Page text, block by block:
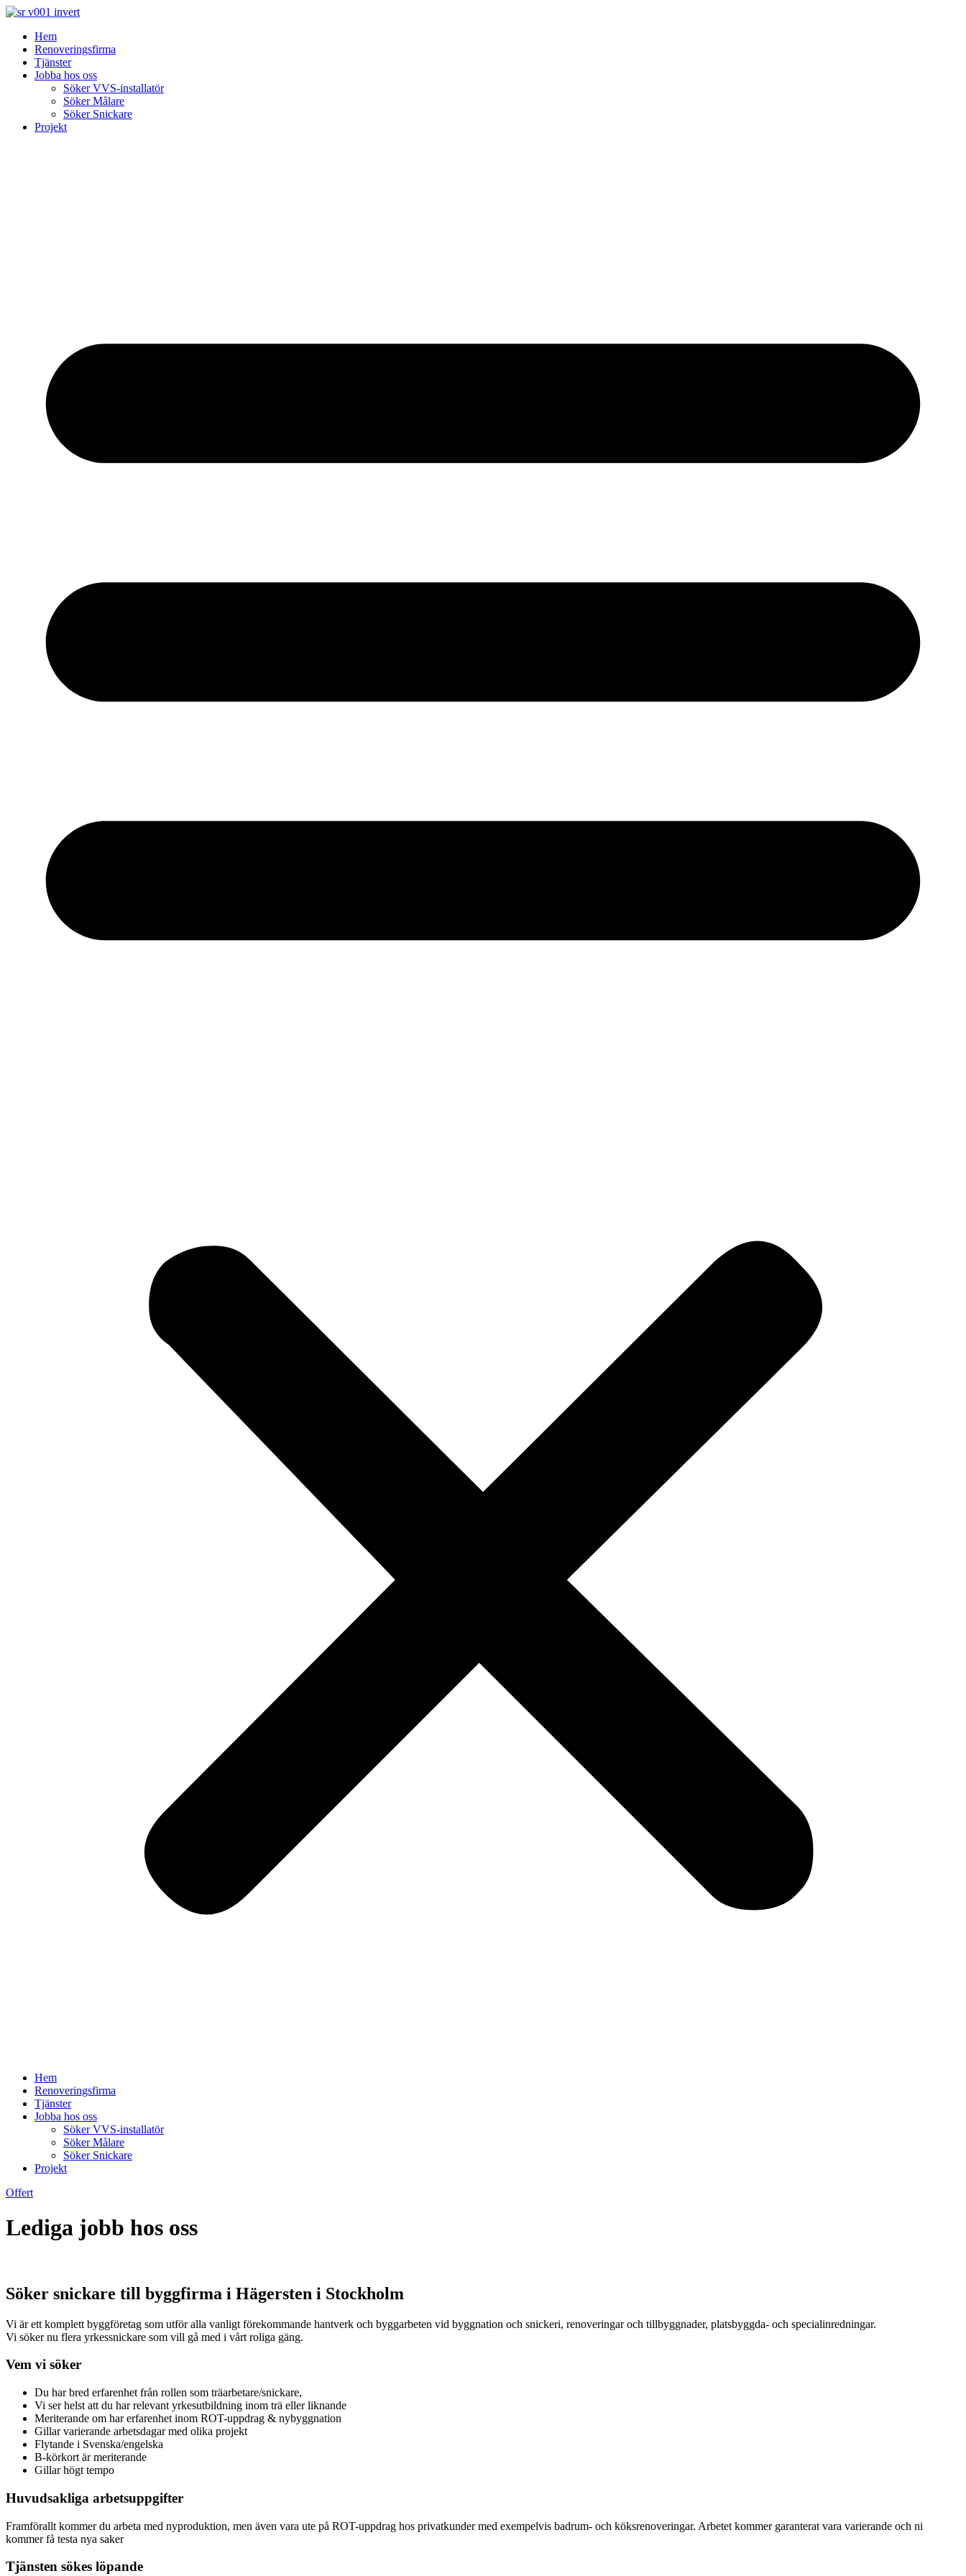
Skip
contentHem
Renoveringsfirma
Tjänster
Jobba hos oss
Söker VVS-installatör
Söker Målare
Söker Snickare
Projekt
Hem
Renoveringsfirma
Tjänster
Jobba hos oss
Söker VVS-installatör
Söker Målare
Söker Snickare
Projekt
Offert
Lediga jobb hos oss
Söker snickare till byggfirma i Hägersten i Stockholm
Vi är ett komplett byggföretag som utför alla vanligt förekommande hantverk och byggarbeten vid byggnation och snickeri, renoveringar och tillbyggnader, platsbyggda- och specialinredningar.
Vi söker nu flera yrkessnickare som vill gå med i vårt roliga gäng.
Vem vi söker
Du har bred erfarenhet från rollen som träarbetare/snickare,
Vi ser helst att du har relevant yrkesutbildning inom trä eller liknande
Meriterande om har erfarenhet inom ROT-uppdrag & nybyggnation
Gillar varierande arbetsdagar med olika projekt
Flytande i Svenska/engelska
B-körkort är meriterande
Gillar högt tempo
Huvudsakliga arbetsuppgifter
Framförallt kommer du arbeta med nyproduktion, men även vara ute på ROT-uppdrag hos privatkunder med exempelvis badrum- och köksrenoveringar. Arbetet kommer garanterat vara varierande och ni
kommer få testa nya saker
Tjänsten sökes löpande